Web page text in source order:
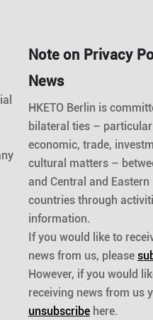
Note on Privacy
News
HKETO Berlin is
bilateral ties –
economic, trade,
cultural matters –
and Central and Eastern
countries through
information.
If you would like to
news from us, please
However, if you would
receiving news from us
unsubscribehere.